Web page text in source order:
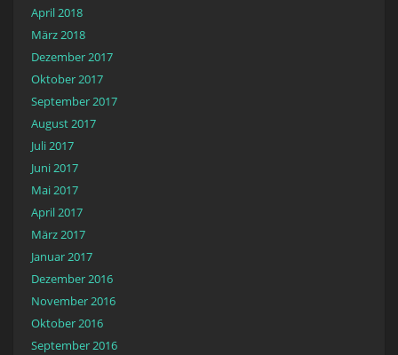
April 2018
März 2018
Dezember 2017
Oktober 2017
September 2017
August 2017
Juli 2017
Juni 2017
Mai 2017
April 2017
März 2017
Januar 2017
Dezember 2016
November 2016
Oktober 2016
September 2016